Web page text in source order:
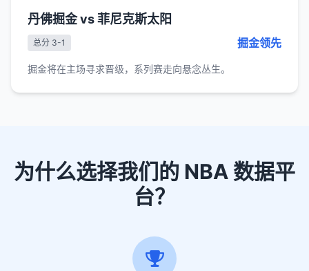
丹佛掘金 vs 菲尼克斯太阳
总分 3-1 掘金领先
掘金将在主场寻求晋级，系列赛走向悬念丛生。
为什么选择我们的 NBA 数据平
台？